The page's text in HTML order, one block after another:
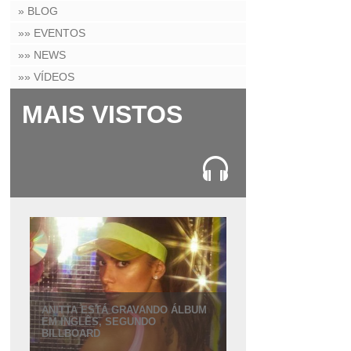
» BLOG
»» EVENTOS
»» NEWS
»» VÍDEOS
MAIS VISTOS
ANITTA ESTÁ GRAVANDO ÁLBUM
EM INGLÊS, SEGUNDO
BILLBOARD